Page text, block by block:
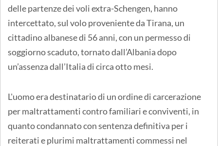
delle partenze dei voli extra-Schengen, hanno
intercettato, sul volo proveniente da Tirana, un
cittadino albanese di 56 anni, con un permesso di
soggiorno scaduto, tornato dall’Albania dopo
un’assenza dall’Italia di circa otto mesi.
L'uomo era destinatario di un ordine di carcerazione
per maltrattamenti contro familiari e conviventi, in
quanto condannato con sentenza definitiva per i
reiterati e plurimi maltrattamenti commessi nel